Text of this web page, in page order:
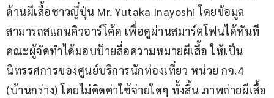
ด้านผีเสื้อชาวญี่ปุ่น Mr. Yutaka Inayoshi โดยข้อมูล
สามารถสแกนคิวอาร์โค้ด เพื่อดูผ่านสมาร์ตโฟนได้ทันที
คณะผู้จัดทำได้มอบป้ายสื่อความหมายผีเสื้อ ให้เป็น
นิทรรศการของศูนย์บริการนักท่องเที่ยว หน่วย กจ.4
(บ้านกร่าง) โดยไม่คิดค่าใช้จ่ายใดๆ ทั้งสิ้น ภาพถ่ายผีเสื้อ